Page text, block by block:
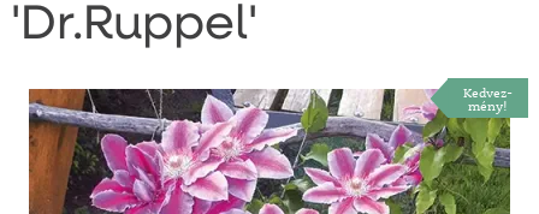
'Dr.Ruppel'
Kedvez-
mény!